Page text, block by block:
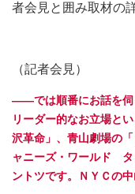
者会見と囲み取材の
（記者会見）
――では順番にお話を伺
リーダー的なお立場と
沢革命」、青山劇場の
ャニーズ・ワールド タ
ントツです。ＮＹＣの中